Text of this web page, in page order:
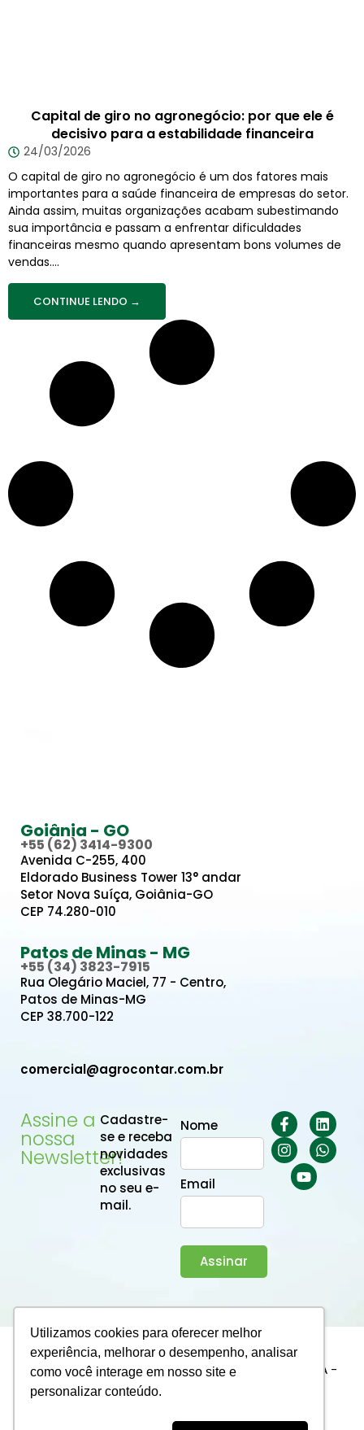
Utilizamos cookies para oferecer melhor
experiência, melhorar o desempenho, analisar
como você interage em nosso site e
personalizar conteúdo.
Capital de giro no agronegócio: por que ele é
decisivo para a estabilidade financeira
24/03/2026
O capital de giro no agronegócio é um dos fatores mais
importantes para a saúde financeira de empresas do setor.
Ainda assim, muitas organizações acabam subestimando
sua importância e passam a enfrentar dificuldades
financeiras mesmo quando apresentam bons volumes de
vendas....
CONTINUE LENDO →
Goiânia - GO
+55 (62) 3414-9300
Avenida C-255, 400
Eldorado Business Tower 13° andar
Setor Nova Suíça, Goiânia-GO
CEP 74.280-010
Patos de Minas - MG
+55 (34) 3823-7915
Rua Olegário Maciel, 77 - Centro,
Patos de Minas-MG
CEP 38.700-122
comercial@agrocontar.com.br
Assine a
nossa
Newsletter!
Cadastre-
se e receba
novidades
exclusivas
no seu e-
mail.
Nome
Email
Assinar
2025 © Agrocontar. Todos os direitos reservados
AGROCONTAR BHUB SERVICOS ADMINISTRATIVOS LTDA -
CNPJ 63.229.644/0001-76